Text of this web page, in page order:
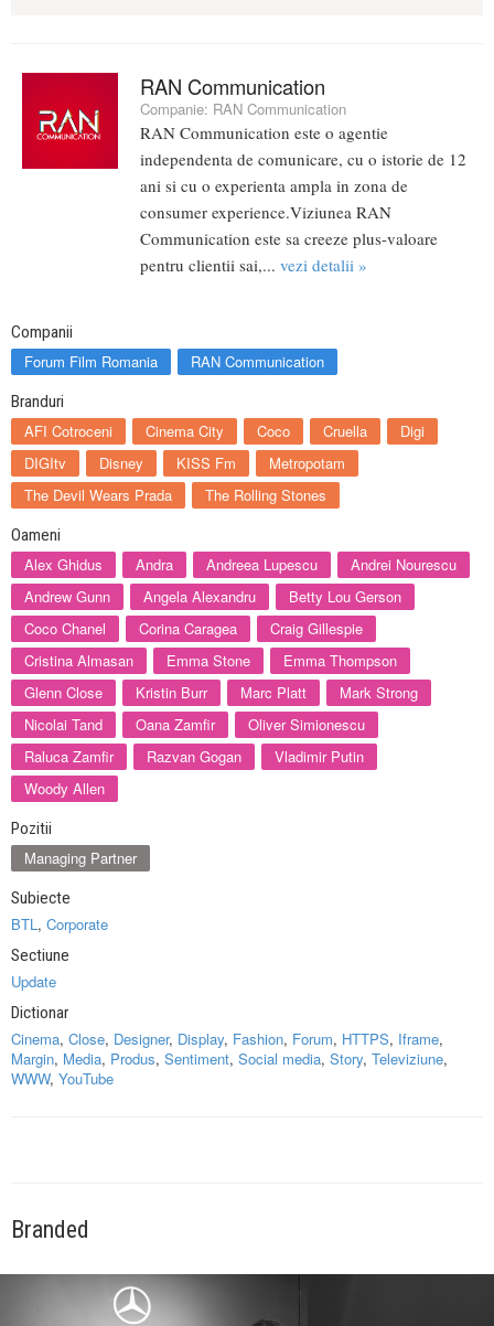
RAN Communication
Companie: RAN Communication
RAN Communication este o agentie
independenta de comunicare, cu o istorie de 12
ani si cu o experienta ampla in zona de
consumer experience.Viziunea RAN
Communication este sa creeze plus-valoare
pentru clientii sai,... vezi detalii »
Companii
Forum Film Romania RAN Communication
Branduri
AFI Cotroceni Cinema City Coco Cruella
Digi
DIGItv
Disney KISS Fm
Metropotam
The Devil Wears Prada
The Rolling Stones
Oameni
Alex Ghidus Andra Andreea Lupescu
Andrei Nourescu
Andrew Gunn
Angela Alexandru
Betty Lou Gerson
Coco Chanel
Corina Caragea
Craig Gillespie
Cristina Almasan
Emma Stone
Emma Thompson
Glenn Close
Kristin Burr Marc Platt
Mark Strong
Nicolai Tand
Oana Zamfir
Oliver Simionescu
Raluca Zamfir
Razvan Gogan
Vladimir Putin
Woody Allen
Pozitii
Managing Partner
Subiecte
BTL , Corporate
Sectiune
Update
Dictionar
Cinema, Close, Designer, Display, Fashion, Forum, HTTPS, Iframe,
Margin, Media, Produs, Sentiment, Social media, Story, Televiziune,
WWW, YouTube
Branded